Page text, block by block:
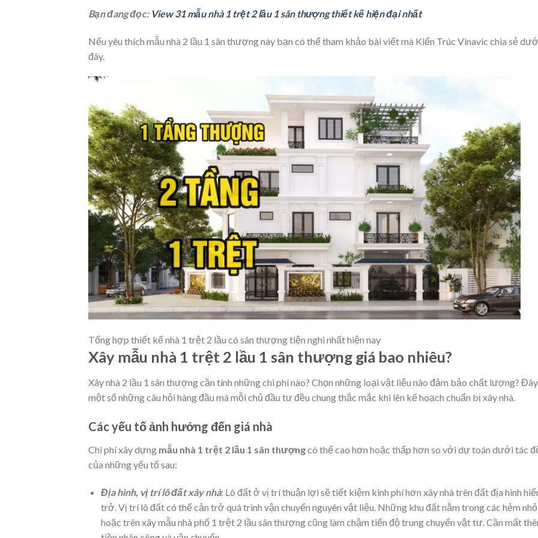
Bạn đang đọc: View 31 mẫu nhà 1 trệt 2 lầu 1 sân thượng thiết kế hiện đại nhất
Nếu yêu thích mẫu nhà 2 lầu 1 sân thượng này bạn có thể tham khảo bài viết mà Kiến Trúc Vinavic chia sẻ
đây.
Tổng hợp thiết kế nhà 1 trệt 2 lầu có sân thượng tiện nghi nhất hiện nay
Xây mẫu nhà 1 trệt 2 lầu 1 sân thượng giá bao nhiêu?
Xây nhà 2 lầu 1 sân thượng cần tính những chi phí nào? Chọn những loại vật liệu nào đảm bảo chất lượng?
một số những câu hỏi hàng đầu mà mỗi chủ đầu tư đều chung thắc mắc khi lên kế hoạch chuẩn bị xây nhà.
Các yếu tố ảnh hưởng đến giá nhà
Chi phí xây dựng mẫu nhà 1 trệt 2 lầu 1 sân thượngcó thể cao hơn hoặc thấp hơn so với dự toán dưới tác
của những yếu tố sau:
Địa hình, vị trí lô đất xây nhà: Lô đất ở vị trí thuận lợi sẽ tiết kiệm kinh phí hơn xây nhà trên đất địa hình
trở. Vị trí lô đất có thể cản trở quá trình vận chuyển nguyên vật liệu. Những khu đất nằm trong các hẻm nhỏ
hoặc trên xây mẫu nhà phố 1 trệt 2 lầu sân thượng cũng làm chậm tiến độ trung chuyển vật tư. Cần mất